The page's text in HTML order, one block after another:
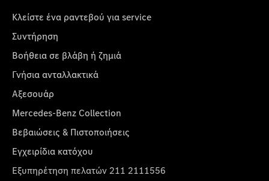
Κλείστε ένα ραντεβού για service
Συντήρηση
Βοήθεια σε βλάβη ή ζημιά
Γνήσια ανταλλακτικά
Αξεσουάρ
Mercedes-Benz Collection
Βεβαιώσεις & Πιστοποιήσεις
Εγχειρίδια κατόχου
Εξυπηρέτηση πελατών 211 2111556